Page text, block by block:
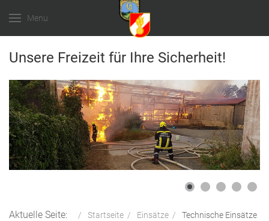
Menu
Unsere Freizeit für Ihre Sicherheit!
Aktuelle Seite: Startseite Einsätze Technische Einsätze